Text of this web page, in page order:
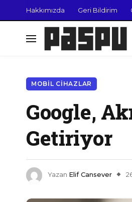
Hakkımızda Geri Bildirim
MOBIL CIHAZLAR
Google,
Getiriyor
Yazan Elif Cansever